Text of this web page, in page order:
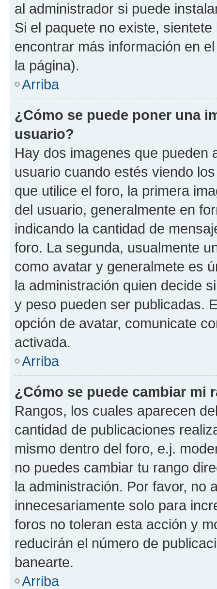
al administrador si puede
Si el paquete no existe,
encontrar más información en
la página).
Arriba
¿Cómo se puede poner una
usuario?
Hay dos imagenes que pueden
usuario cuando estés viendo
que utilice el foro, la primera
del usuario, generalmente en
indicando la cantidad de
foro. La segunda, usualmente
como avatar y generalmete es
la administración quien decide
y peso pueden ser publicadas.
opción de avatar, comunicate
activada.
Arriba
¿Cómo se puede cambiar mi
Rangos, los cuales aparecen
cantidad de publicaciones
mismo dentro del foro, e.j.
no puedes cambiar tu rango
la administración. Por favor, no
innecesariamente solo para
foros no toleran esta acción y
reducirán el número de
banearte.
Arriba